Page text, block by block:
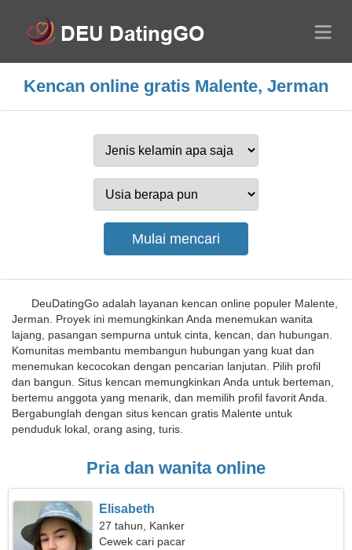
Kencan online gratis Malente, Jerman
DeuDatingGo adalah layanan kencan online populer Malente,
Jerman. Proyek ini memungkinkan Anda menemukan wanita
lajang, pasangan sempurna untuk cinta, kencan, dan hubungan.
Komunitas membantu membangun hubungan yang kuat dan
menemukan kecocokan dengan pencarian lanjutan. Pilih profil
dan bangun. Situs kencan memungkinkan Anda untuk berteman,
bertemu anggota yang menarik, dan memilih profil favorit Anda.
Bergabunglah dengan situs kencan gratis Malente untuk
penduduk lokal, orang asing, turis.
Pria dan wanita online
Elisabeth
27 tahun, Kanker
Cewek cari pacar